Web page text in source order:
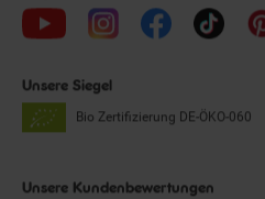
Unsere Siegel
Bio Zertifizierung DE-ÖKO-060
Unsere Kundenbewertungen